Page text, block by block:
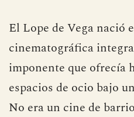
El Lope de Vega nació
cinematográfica
imponente que ofrecía
espacios de ocio bajo
No era un cine de